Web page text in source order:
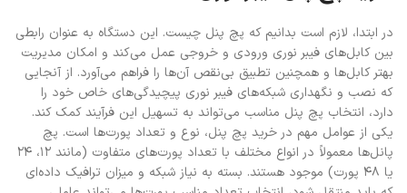
در ابتدا، لازم است بدانیم که پچ پنل چیست. این دستگاه به عنوان رابطی
بین کابل‌های فیبر نوری ورودی و خروجی عمل می‌کند و امکان مدیریت
بهتر کابل‌ها و همچنین تطبیق بی‌نقص آن‌ها را فراهم می‌آورد. از آنجایی
که نصب و نگهداری شبکه‌های فیبر نوری پیچیدگی‌های خاص خود را
دارد، انتخاب پچ پنل مناسب می‌تواند به تسهیل این فرآیند کمک کند.
یکی از عوامل مهم در خرید پچ پنل، نوع و تعداد پورت‌ها است. پچ
پانل‌ها معمولاً در انواع مختلف با تعداد پورت‌های متفاوت (مانند ۱۲، ۲۴
یا ۴۸ پورت) موجود هستند. بسته به نیاز شبکه و میزان ترافیک داده‌ای